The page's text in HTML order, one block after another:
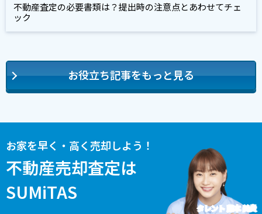
不動産査定の必要書類は？提出時の注意点とあわせてチェ
ック
お役立ち記事をもっと見る
お家を早く・高く売却しよう！
不動産売却査定は
SUMiTAS
タレント 藤本 美貴